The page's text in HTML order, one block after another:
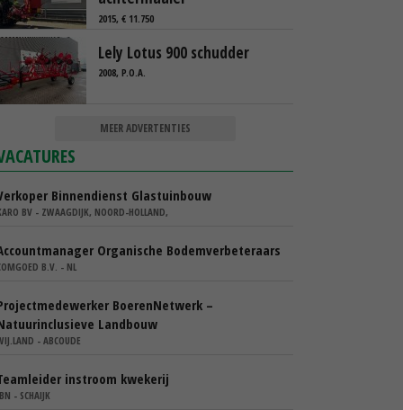
2015, € 11.750
Lely Lotus 900 schudder
2008, P.O.A.
MEER ADVERTENTIES
Binnendienst Glastuinbouw
BV - ZWAAGDIJK, NOORD-HOLLAND,
Organische Bodemverbeteraars
B.V. - NL
BoerenNetwerk –
Landbouw
- ABCOUDE
instroom kwekerij
- SCHAIJK